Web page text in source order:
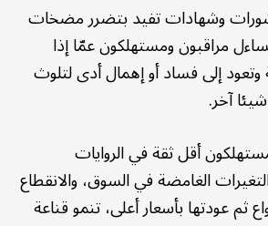
وشهادات تفيد بتضرر مضخات
مراقبون ومستهلكون عمّا إذا
إلى فساد أو إهمال أدى لتلوث
آخر.
أقل ثقة في الروايات
الغامضة في السوق، والانقطاع
ثم عودتها بأسعار أعلى، تنمو قناعة